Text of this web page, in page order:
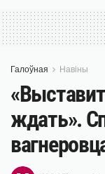
Галоўная Навіны
ждать».